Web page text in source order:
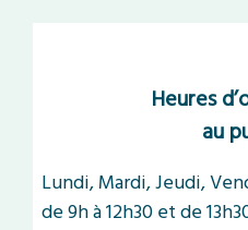
Heures
au
Lundi, Mardi, Jeudi,
de 9h à 12h30 et de